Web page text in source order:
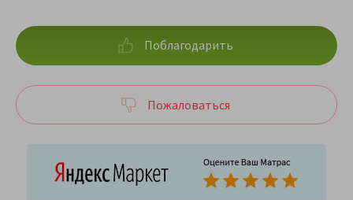
Поблагодарить
Пожаловаться